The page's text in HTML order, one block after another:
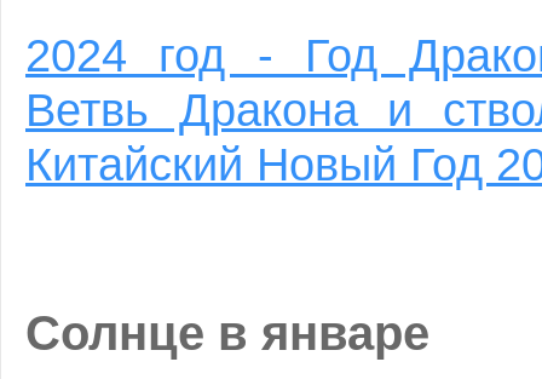
2024 год - Год
Ветвь Дракона и
Китайский Новый Год
Солнце в январе